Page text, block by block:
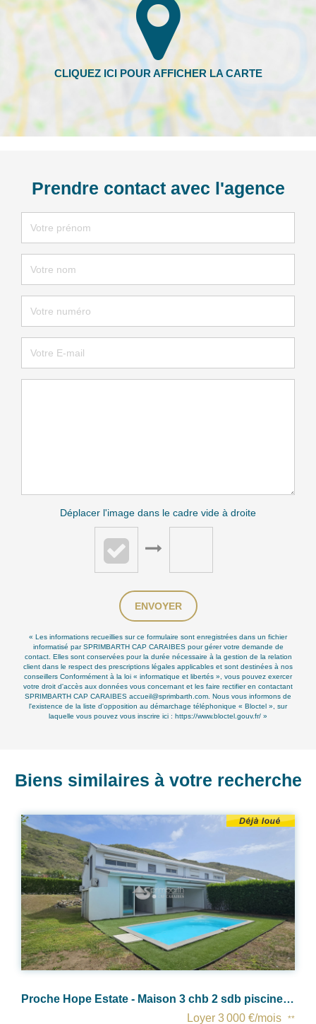
Prendre contact avec l'agence
Déplacer l'image dans le cadre vide à droite
ENVOYER
« Les informations recueillies sur ce formulaire sont enregistrées dans un fichier
informatisé par SPRIMBARTH CAP CARAIBES pour gérer votre demande de
contact. Elles sont conservées pour la durée nécessaire à la gestion de la relation
client dans le respect des prescriptions légales applicables et sont destinées à nos
conseillers Conformément à la loi « informatique et libertés », vous pouvez exercer
votre droit d'accès aux données vous concernant et les faire rectifier en contactant
SPRIMBARTH CAP CARAIBES accueil@sprimbarth.com. Nous vous informons de
l'existence de la liste d'opposition au démarchage téléphonique « Bloctel », sur
laquelle vous pouvez vous inscrire ici : https://www.bloctel.gouv.fr/ »
Biens similaires à votre recherche
Proche Hope Estate - Maison 3 chb 2 sdb piscine et jardin privatifs
Baie Orientale - Villa T3 avec